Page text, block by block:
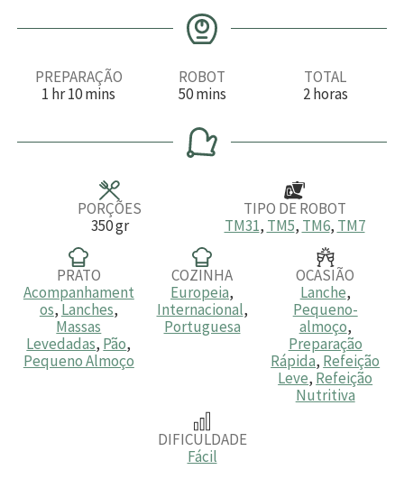
PREPARAÇÃO
1 h
a
hr10m
u
mins
ROBOT
50m
n
u
t
mins
TOTAL
2h
a
horas
PORÇÕES
350gr
TIPO DE ROBOT
TM31, TM5, TM6, TM7
PRATO
Acompanhament
os, Lanches,
Massas
Levedadas, Pão,
Pequeno Almoço
COZINHA
Europeia,
Internacional,
Portuguesa
OCASIÃO
Lanche,
Pequeno-
almoço,
Preparação
Rápida, Refeição
Leve, Refeição
Nutritiva
DIFICULDADE
Fácil